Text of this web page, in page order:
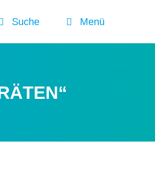
Suche Menü